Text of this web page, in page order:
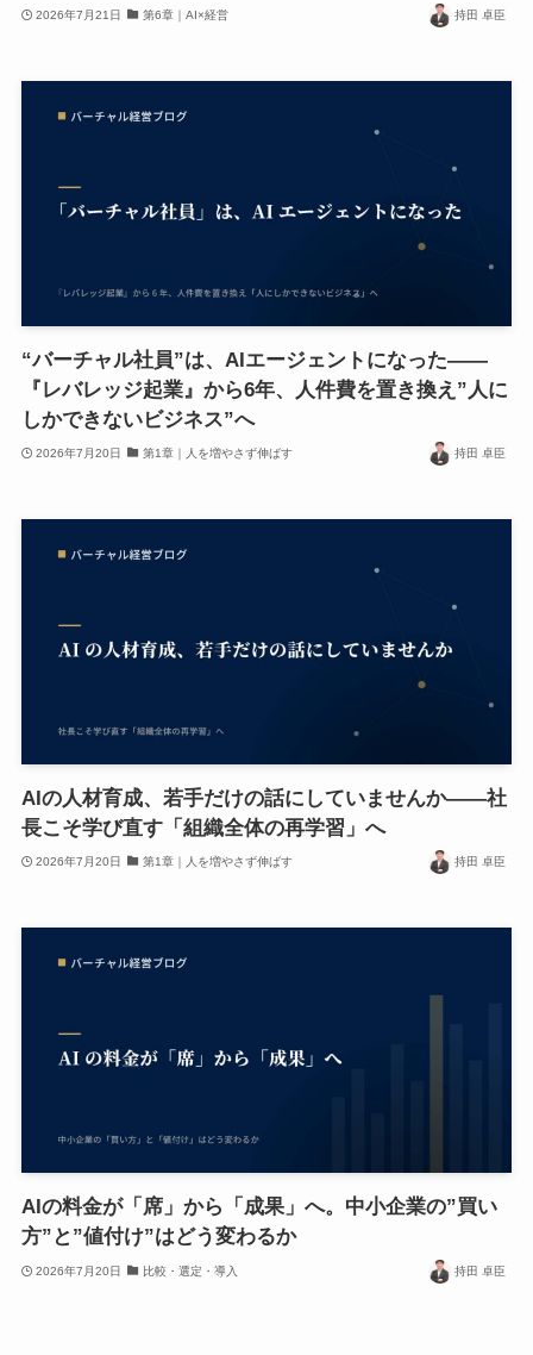
2026年7月21日 第6章｜AI×経営 持田 卓臣
“バーチャル社員”は、AIエージェントになった——
『レバレッジ起業』から6年、人件費を置き換え”人に
しかできないビジネス”へ
2026年7月20日 第1章｜人を増やさず伸ばす 持田 卓臣
AIの人材育成、若手だけの話にしていませんか——社
長こそ学び直す「組織全体の再学習」へ
2026年7月20日 第1章｜人を増やさず伸ばす 持田 卓臣
AIの料金が「席」から「成果」へ。中小企業の”買い
方”と”値付け”はどう変わるか
2026年7月20日 比較・選定・導入 持田 卓臣